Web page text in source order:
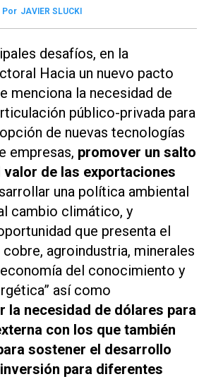
Por JAVIER SLUCKI
desafíos, en la
Hacia un nuevo pacto
menciona la necesidad de
público-privada para
de nuevas tecnologías
empresas, promover un salto
de las exportaciones
una política ambiental
cambio climático, y
que presenta el
agroindustria, minerales
del conocimiento y
así como
la necesidad de dólares para
con los que también
sostener el desarrollo
para diferentes